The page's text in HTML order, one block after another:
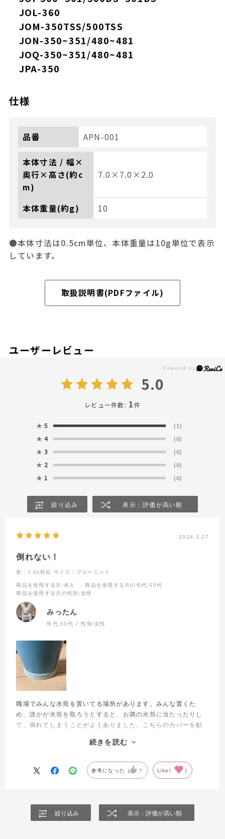
JOL-360
JOM-350TSS/500TSS
JON-350~351/480~481
JOQ-350~351/480~481
JPA-350
仕様
品番 APN-001
本体寸法 / 幅×
奥行×高さ(約c
m)
7.0×7.0×2.0
本体重量(約g) 10
●本体寸法は0.5cm単位、本体重量は10g単位で表示
しています。
取扱説明書(PDFファイル)
ユーザーレビュー
5.0
レビュー件数: 1件
★ 5 (1)
★ 4 (0)
★ 3 (0)
★ 2 (0)
★ 1 (0)
絞り込み 表示：評価が高い順
2026.3.27
倒れない！
色：1.0L対応 サイズ：ブルーミント
商品を使用する方 :本人 商品を使用する方の年代 :50代
商品を使用する方の性別:女性
みったん
年代: 50代 性別:女性
職場でみんな水筒を置いてる場所があります。みんな置くた
め、誰かが水筒を取ろうとすると、お隣の水筒に当たったりし
て、倒れてしまうことがよくありました。こちらのカバーを勧
くなりました！色も水筒と良くあっていて、気に入ってます。
こちらの1L用で良かったです。底がしっかりとしていて、倒れ
にくいのが助かります。
続きを読む
参考になった 7 Like! 2
絞り込み 表示：評価が高い順